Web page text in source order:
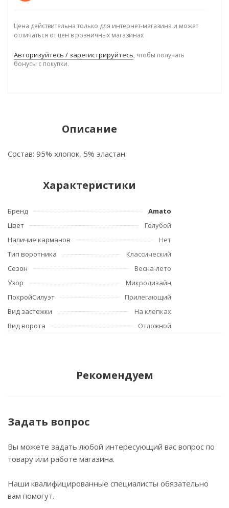
Цена действительна только для интернет-магазина и может
отличаться от цен в розничных магазинах
Авторизуйтесь / зарегистрируйтесь, чтобы получать
бонусы с покупки.
Описание
Состав: 95% хлопок, 5% эластан
Характеристики
Бренд
Amato
Цвет
Голубой
Наличие карманов
Нет
Тип воротника
Классический
Сезон
Весна-лето
Узор
Микродизайн
ПокройСилуэт
Прилегающий
Вид застежки
На клепках
Вид ворота
Отложной
Рекомендуем
Задать вопрос
Вы можете задать любой интересующий вас вопрос по
товару или работе магазина.
Наши квалифицированные специалисты обязательно
вам помогут.